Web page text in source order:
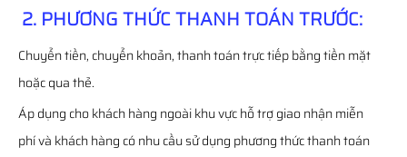
2. PHƯƠNG THỨC THANH TOÁN TRƯỚC:
Chuyển tiền, chuyển khoản, thanh toán trực tiếp bằng tiền mặt
hoặc qua thẻ.
Áp dụng cho khách hàng ngoài khu vực hỗ trợ giao nhận miễn
phí và khách hàng có nhu cầu sử dụng phương thức thanh toán